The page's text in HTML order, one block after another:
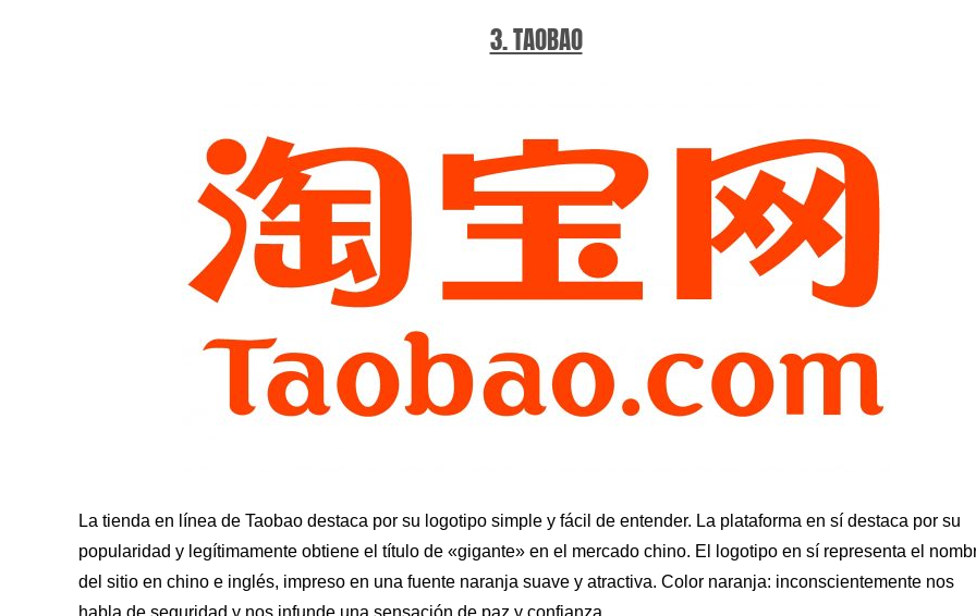
3. TAOBAO
La tienda en línea de Taobao destaca por su logotipo simple y fácil de entender. La plataforma en sí destaca por su
popularidad y legítimamente obtiene el título de «gigante» en el mercado chino. El logotipo en sí representa el
del sitio en chino e inglés, impreso en una fuente naranja suave y atractiva. Color naranja: inconscientemente nos